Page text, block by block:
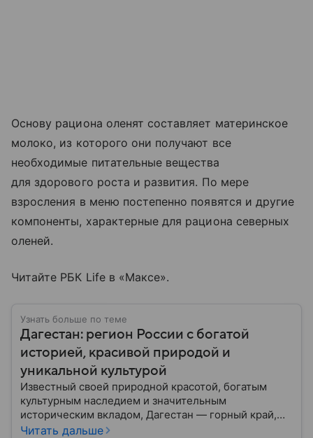
Основу рациона оленят составляет материнское
молоко, из которого они получают все
необходимые питательные вещества
для здорового роста и развития. По мере
взросления в меню постепенно появятся и другие
компоненты, характерные для рациона северных
оленей.
Читайте РБК Life в «Максе».
Узнать больше по теме
Дагестан: регион России с богатой
историей, красивой природой и
уникальной культурой
Известный своей природной красотой, богатым
культурным наследием и значительным
историческим вкладом, Дагестан — горный край,
расположенный на юге России. В материале
Читать дальше